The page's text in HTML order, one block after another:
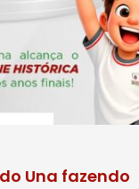
Una fazendo